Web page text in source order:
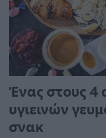
Ένας στους 4
υγιεινών
σνακ